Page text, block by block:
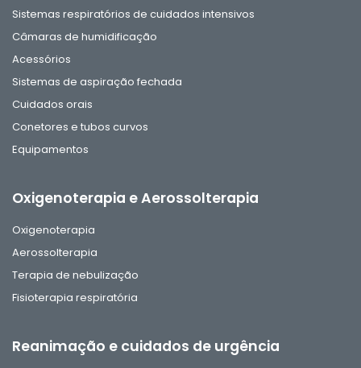
Sistemas respiratórios de cuidados intensivos
Câmaras de humidificação
Acessórios
Sistemas de aspiração fechada
Cuidados orais
Conetores e tubos curvos
Equipamentos
Oxigenoterapia e Aerossolterapia
Oxigenoterapia
Aerossolterapia
Terapia de nebulização
Fisioterapia respiratória
Reanimação e cuidados de urgência